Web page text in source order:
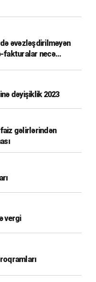
əvəzləşdirilməyən
fakturalar necə
dəyişiklik 2023
gəlirlərindən
vergi